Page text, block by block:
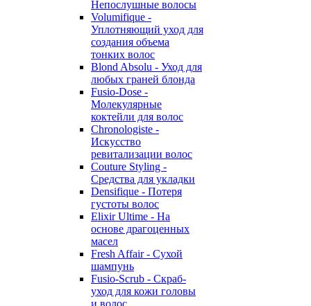
Непослушные волосы
Volumifique -
Уплотняющий уход для
создания объема
тонких волос
Blond Absolu - Уход для
любых граней блонда
Fusio-Dose -
Молекулярные
коктейли для волос
Chronologiste -
Искусство
ревитализации волос
Couture Styling -
Средства для укладки
Densifique - Потеря
густоты волос
Elixir Ultime - На
основе драгоценных
масел
Fresh Affair - Сухой
шампунь
Fusio-Scrub - Скраб-
уход для кожи головы
и волос